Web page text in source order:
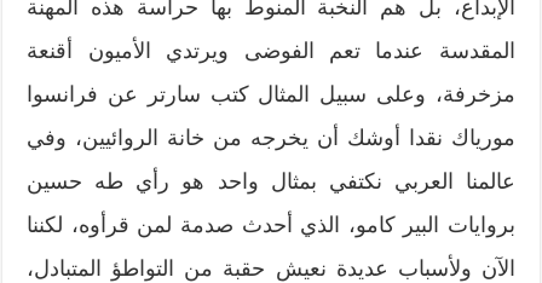
الإبداع، بل هم النخبة المنوط بها حراسة هذه المهنة
المقدسة عندما تعم الفوضى ويرتدي الأميون أقنعة
مزخرفة، وعلى سبيل المثال كتب سارتر عن فرانسوا
مورياك نقدا أوشك أن يخرجه من خانة الروائيين، وفي
عالمنا العربي نكتفي بمثال واحد هو رأي طه حسين
بروايات البير كامو، الذي أحدث صدمة لمن قرأوه، لكننا
الآن ولأسباب عديدة نعيش حقبة من التواطؤ المتبادل،